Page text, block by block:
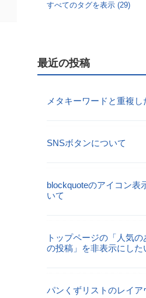
すべてのタグを表示 (29)
最近の投稿
メタキーワードと重複
SNSボタンについて
blockquoteのアイコン表
いて
トップページの「人気
の投稿」を非表示にした
パンくずリストのレイア